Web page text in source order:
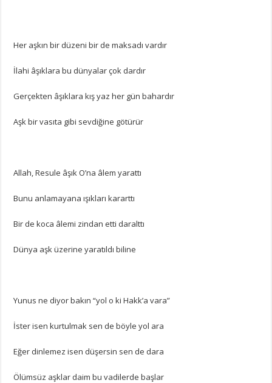
Her aşkın bir düzeni bir de maksadı vardır
İlahi âşıklara bu dünyalar çok dardır
Gerçekten âşıklara kış yaz her gün bahardır
Aşk bir vasıta gibi sevdiğine götürür
Allah, Resule âşık O’na âlem yarattı
Bunu anlamayana ışıkları kararttı
Bir de koca âlemi zindan etti daralttı
Dünya aşk üzerine yaratıldı biline
Yunus ne diyor bakın “yol o ki Hakk’a vara”
İster isen kurtulmak sen de böyle yol ara
Eğer dinlemez isen düşersin sen de dara
Ölümsüz aşklar daim bu vadilerde başlar